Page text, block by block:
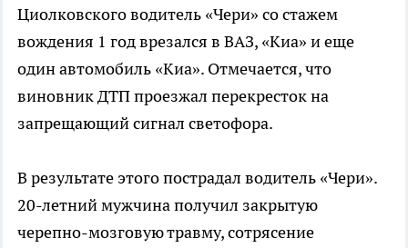
Циолковского водитель «Чери» со стажем
вождения 1 год врезался в ВАЗ, «Киа» и еще
один автомобиль «Киа». Отмечается, что
виновник ДТП проезжал перекресток на
запрещающий сигнал светофора.
В результате этого пострадал водитель «Чери».
20-летний мужчина получил закрытую
черепно-мозговую травму, сотрясение